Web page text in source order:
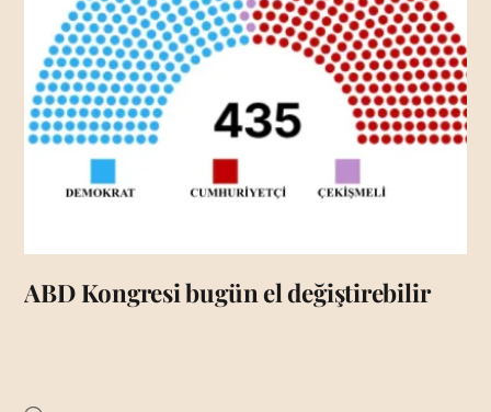
ABD Kongresi bugün el değiştirebilir